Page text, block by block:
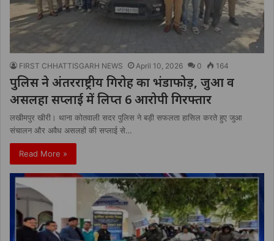
FIRST CHHATTISGARH NEWS April 10, 2026 0 164
पुलिस ने अंतरराष्ट्रीय गिरोह का भंडाफोड़, जुआ व
असलहा सप्लाई में लिप्त 6 आरोपी गिरफ्तार
लखीमपुर खीरी। थाना कोतवाली सदर पुलिस ने बड़ी सफलता हासिल करते हुए जुआ
संचालन और अवैध असलहों की सप्लाई से…
Read More »